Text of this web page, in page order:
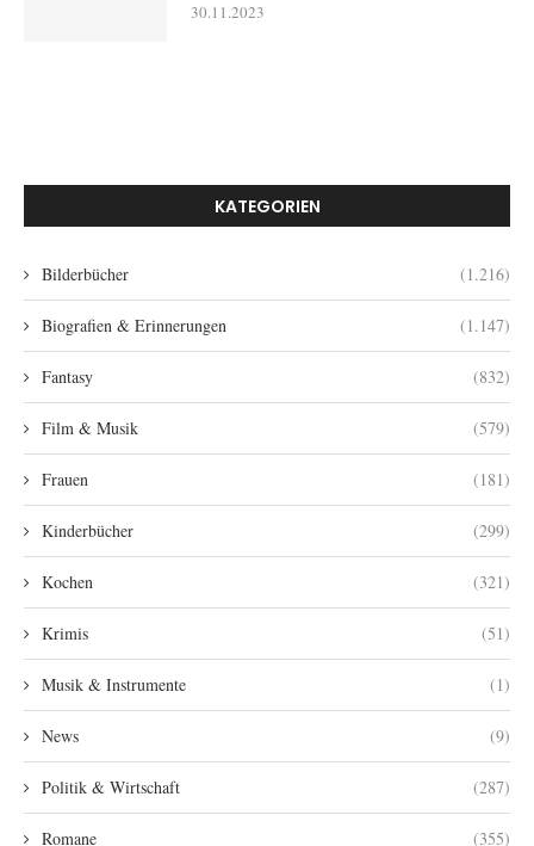
30.11.2023
KATEGORIEN
Bilderbücher (1.216)
Biografien & Erinnerungen (1.147)
Fantasy (832)
Film & Musik (579)
Frauen (181)
Kinderbücher (299)
Kochen (321)
Krimis (51)
Musik & Instrumente (1)
News (9)
Politik & Wirtschaft (287)
Romane (355)